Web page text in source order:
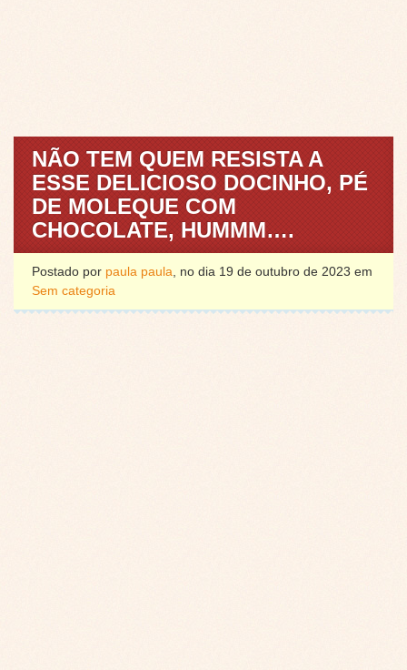
NÃO TEM QUEM RESISTA A
ESSE DELICIOSO DOCINHO, PÉ
DE MOLEQUE COM
CHOCOLATE, HUMMM….
Postado por paula paula, no dia 19 de outubro de 2023 em
Sem categoria